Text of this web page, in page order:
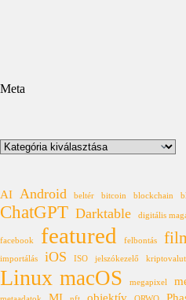
Meta
Kategóriák
AI Android beltér bitcoin blockchain
ChatGPT Darktable digitális
facebook featured felbontás
importálás iOS ISO jelszókezelő
Linux macOS megapixel
MI objektív